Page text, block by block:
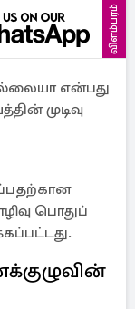
விளம்பரம்
என்பது
முடிவு
பொதுப்